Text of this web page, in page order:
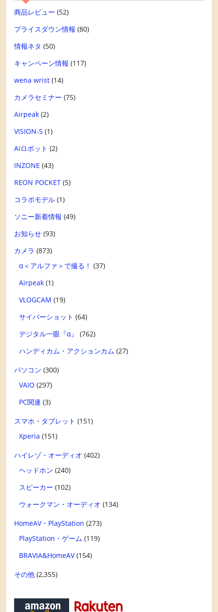
商品レビュー (52)
プライスダウン情報 (80)
情報ネタ (50)
キャンペーン情報 (117)
wena wrist (14)
カメラセミナー (75)
Airpeak (2)
VISION-S (1)
AIロボット (2)
INZONE (43)
REON POCKET (5)
コラボモデル (1)
ソニー新着情報 (49)
お知らせ (93)
カメラ (873)
α＜アルファ＞で撮る！ (37)
Airpeak (1)
VLOGCAM (19)
サイバーショット (64)
デジタル一眼『α』
(762)
ハンディカム・アクションカム (27)
パソコン (300)
VAIO (297)
PC関連 (3)
スマホ・タブレット (151)
Xperia (151)
ハイレゾ・オーディオ (402)
ヘッドホン (240)
スピーカー (102)
ウォークマン・オーディオ (134)
HomeAV・PlayStation (273)
PlayStation・ゲーム (119)
BRAVIA&HomeAV(154)
その他 (2,355)